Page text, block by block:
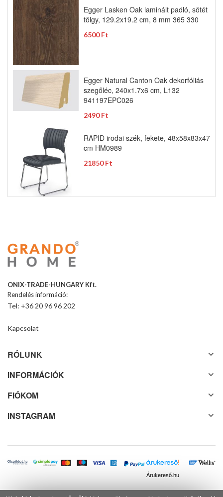
Egger Lasken Oak laminált padló, sötét
tölgy, 129.2x19.2 cm, 8 mm 365 330
6500 Ft
Egger Natural Canton Oak dekorfóliás
szegőléc, 240x1.7x6 cm, L132
941197EPC026
2490 Ft
RAPID irodai szék, fekete, 48x58x83x47
cm HM0989
21850 Ft
ONIX-TRADE-HUNGARY Kft.
Rendelés információ:
Tel: +36 20 96 96 202
Kapcsolat
RÓLUNK
INFORMÁCIÓK
FIÓKOM
INSTAGRAM
Árukereső.hu